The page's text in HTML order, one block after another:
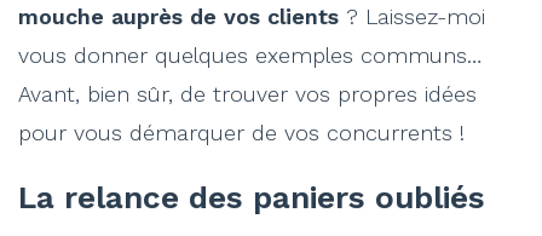
mouche auprès de vos clients ? Laissez-moi
vous donner quelques exemples communs…
Avant, bien sûr, de trouver vos propres idées
pour vous démarquer de vos concurrents !
La relance des paniers oubliés